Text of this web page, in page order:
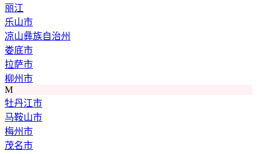
丽江
乐山市
凉山彝族自治州
娄底市
拉萨市
柳州市
M
牡丹江市
马鞍山市
梅州市
茂名市